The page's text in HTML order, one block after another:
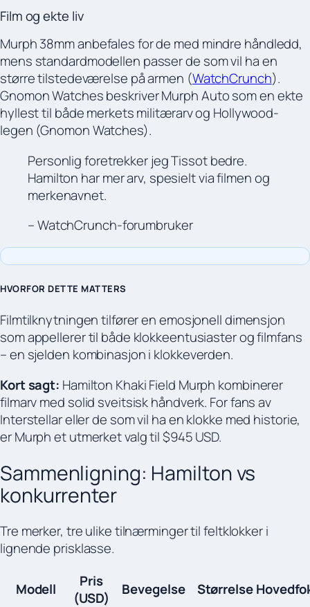
Film og ekte liv
Murph 38mm anbefales for de med mindre håndledd,
mens standardmodellen passer de som vil ha en
større tilstedeværelse på armen (WatchCrunch).
Gnomon Watches beskriver Murph Auto som en ekte
hyllest til både merkets militærarv og Hollywood-
legen (Gnomon Watches).
Personlig foretrekker jeg Tissot bedre.
Hamilton har mer arv, spesielt via filmen og
merkenavnet.
– WatchCrunch-forumbruker
HVORFOR DETTE MATTERS
Filmtilknytningen tilfører en emosjonell dimensjon
som appellerer til både klokkeentusiaster og filmfans
– en sjelden kombinasjon i klokkeverden.
Kort sagt: Hamilton Khaki Field Murph kombinerer
filmarv med solid sveitsisk håndverk. For fans av
Interstellar eller de som vil ha en klokke med historie,
er Murph et utmerket valg til $945 USD.
Sammenligning: Hamilton vs
konkurrenter
Tre merker, tre ulike tilnærminger til feltklokker i
lignende prisklasse.
Modell
Pris
(USD)
Bevegelse Størrelse